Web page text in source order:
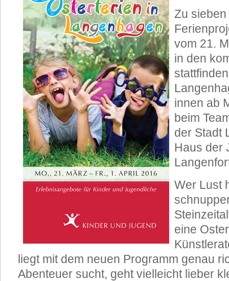
Zu
vom 21.
in den
innen ab
beim
der Stadt
Haus der
Wer Lust
eine
liegt mit dem neuen Programm genau
Abenteuer sucht, geht vielleicht lieber